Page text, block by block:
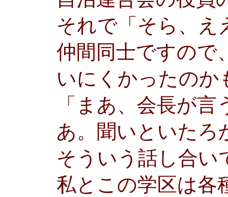
それで「そら、え
仲間同士ですので
いにくかったのか
「まあ、会長が
あ。聞いといたろ
そういう話し合い
私とこの学区は各